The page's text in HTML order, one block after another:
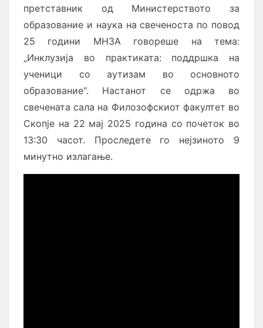
претставник од Министерството за
образование и наука на свеченоста по повод
25 години МНЗА говореше на тема:
„Инклузија во практиката: поддршка на
ученици со аутизам во основното
образование“. Настанот се одржа во
свечената сала на Филозофскиот факултет во
Скопје на 22 мај 2025 година со почеток во
13:30 часот. Проследете го нејзиното 9
минутно излагање.